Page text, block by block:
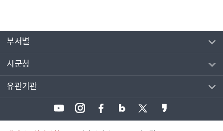
부서별
시군청
유관기관